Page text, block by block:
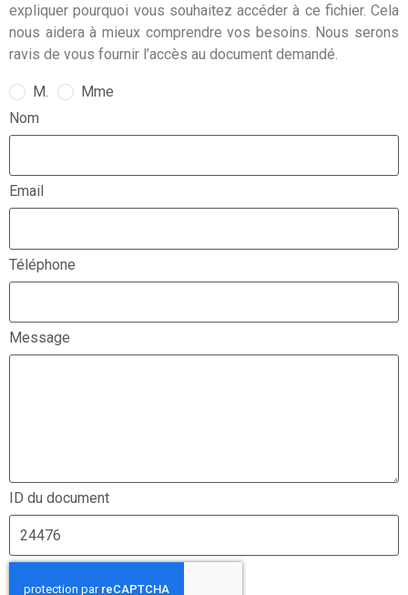
expliquer pourquoi vous souhaitez accéder à ce fichier. Cela
nous aidera à mieux comprendre vos besoins. Nous serons
ravis de vous fournir l’accès au document demandé.
M.
Mme
Nom
Email
Téléphone
Message
ID du document